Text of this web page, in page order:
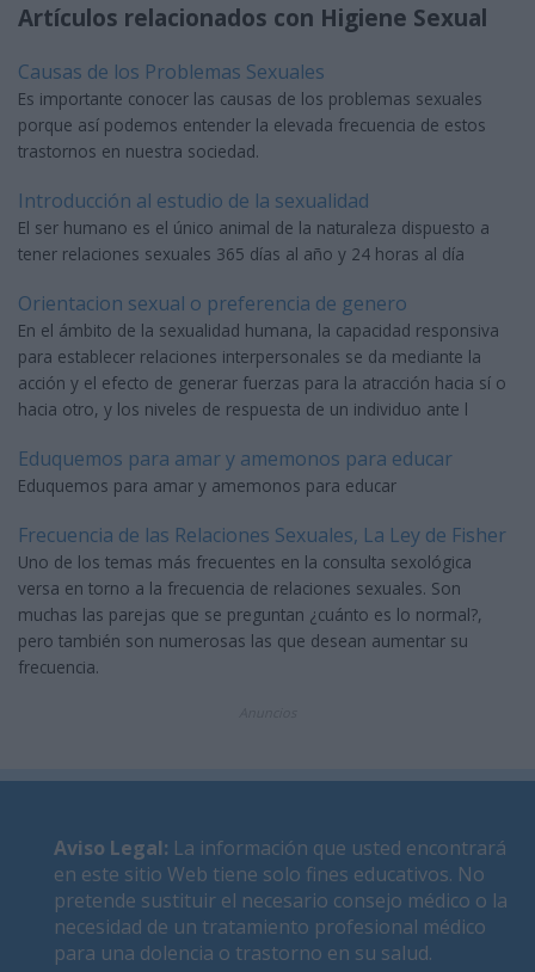
Artículos relacionados con Higiene Sexual
Causas de los Problemas Sexuales
Es importante conocer las causas de los problemas sexuales
porque así podemos entender la elevada frecuencia de estos
trastornos en nuestra sociedad.
Introducción al estudio de la sexualidad
El ser humano es el único animal de la naturaleza dispuesto a
tener relaciones sexuales 365 días al año y 24 horas al día
Orientacion sexual o preferencia de genero
En el ámbito de la sexualidad humana, la capacidad responsiva
para establecer relaciones interpersonales se da mediante la
acción y el efecto de generar fuerzas para la atracción hacia sí o
hacia otro, y los niveles de respuesta de un individuo ante l
Eduquemos para amar y amemonos para educar
Eduquemos para amar y amemonos para educar
Frecuencia de las Relaciones Sexuales, La Ley de Fisher
Uno de los temas más frecuentes en la consulta sexológica
versa en torno a la frecuencia de relaciones sexuales. Son
muchas las parejas que se preguntan ¿cuánto es lo normal?,
pero también son numerosas las que desean aumentar su
frecuencia.
Aviso Legal: La información que usted encontrará
en este sitio Web tiene solo fines educativos. No
pretende sustituir el necesario consejo médico o la
necesidad de un tratamiento profesional médico
para una dolencia o trastorno en su salud.